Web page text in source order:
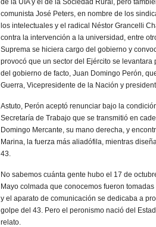
de la UIA y el de la Sociedad Rural, pero
comunista José Peters, en nombre de los
los intelectuales y el radical Néstor Grancelli
contra la intervención a la universidad, entre
Suprema se hiciera cargo del gobierno y
provocó que un sector del Ejército se
del gobierno de facto, Juan Domingo Perón,
Guerra, Vicepresidente de la Nación y
Astuto, Perón aceptó renunciar bajo la
Secretaría de Trabajo que se transmitió en
Domingo Mercante, su mano derecha, y
Marina, la fuerza más aliadófila, mientras
43.
No sabemos cuánta gente hubo el 17 de
Mayo colmada que conocemos fueron
y el aparato de comunicación se dedicaba a
golpe del 43. Pero el peronismo nació del
relato.